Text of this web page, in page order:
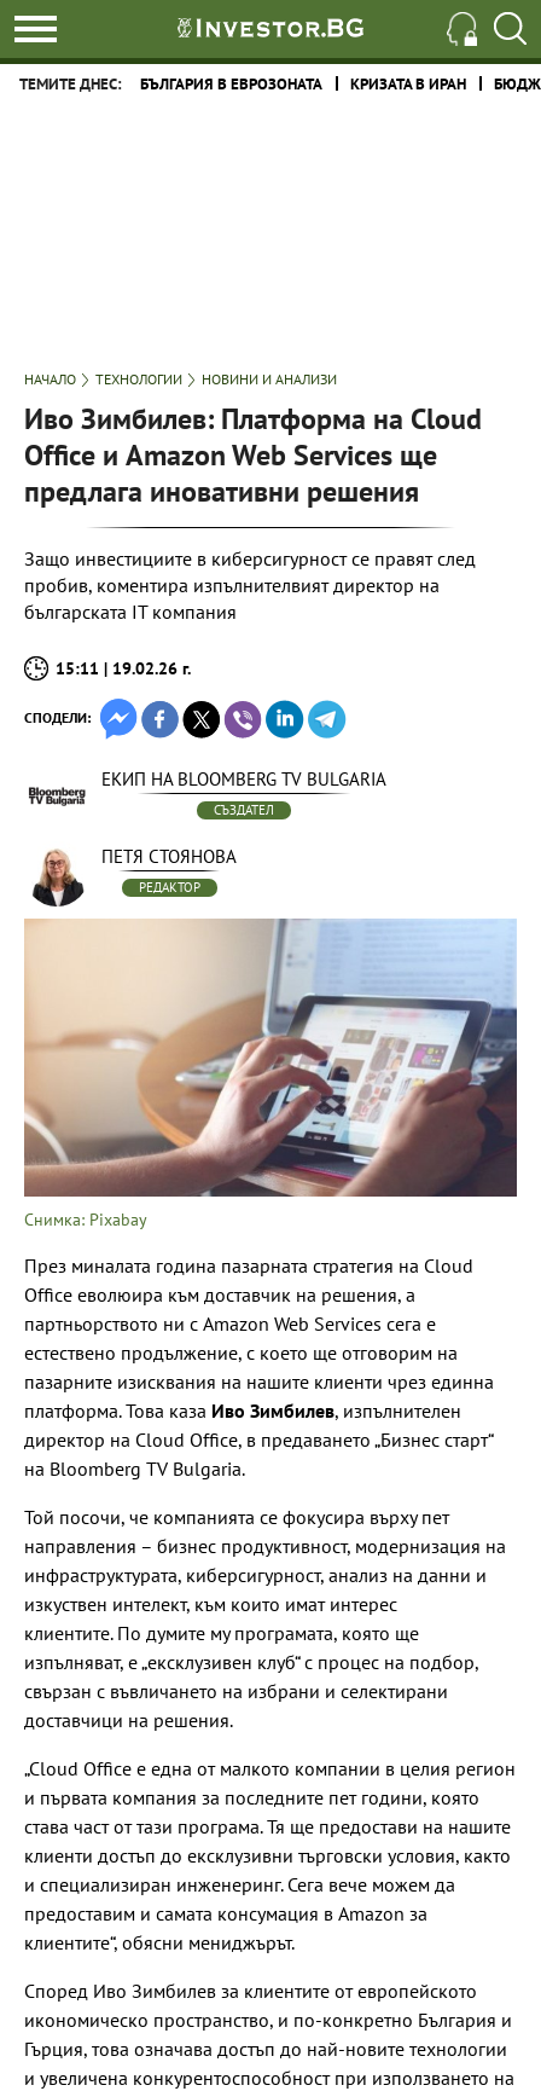
ТЕМИТЕ ДНЕС: БЪЛГАРИЯ В ЕВРОЗОНАТА КРИЗАТА В ИРАН
НАЧАЛО ТЕХНОЛОГИИ НОВИНИ И АНАЛИЗИ
Иво Зимбилев: Платформа на Cloud
Office и Amazon Web Services ще
предлага иновативни решения
Защо инвестициите в киберсигурност се правят след
пробив, коментира изпълнителвият директор на
българската IT компания
15:11 | 19.02.26 г.
СПОДЕЛИ:
ЕКИП НА BLOOMBERG TV BULGARIA
СЪЗДАТЕЛ
ПЕТЯ СТОЯНОВА
РЕДАКТОР
Снимка: Pixabay
През миналата година пазарната стратегия на Cloud
Office еволюира към доставчик на решения, а
партньорството ни с Amazon Web Services сега е
естествено продължение, с което ще отговорим на
пазарните изисквания на нашите клиенти чрез единна
платформа. Това каза Иво Зимбилев, изпълнителен
директор на Cloud Office, в предаването „Бизнес старт“
на Bloomberg TV Bulgaria.
Той посочи, че компанията се фокусира върху пет
направления – бизнес продуктивност, модернизация на
инфраструктурата, киберсигурност, анализ на данни и
изкуствен интелект, към които имат интерес
клиентите. По думите му програмата, която ще
изпълняват, е „ексклузивен клуб“ с процес на подбор,
свързан с въвличането на избрани и селектирани
доставчици на решения.
„Cloud Office е една от малкото компании в целия регион
и първата компания за последните пет години, която
става част от тази програма. Тя ще предостави на нашите
клиенти достъп до ексклузивни търговски условия, както
и специализиран инженеринг. Сега вече можем да
предоставим и самата консумация в Amazon за
клиентите“, обясни мениджърът.
Според Иво Зимбилев за клиентите от европейското
икономическо пространство, и по-конкретно България и
Гърция, това означава достъп до най-новите технологии
и увеличена конкурентоспособност при използването на